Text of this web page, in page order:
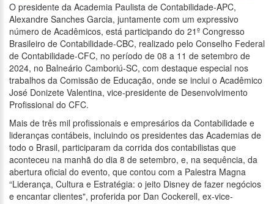
O presidente da Academia Paulista de Contabilidade-APC,
Alexandre Sanches Garcia, juntamente com um expressivo
número de Acadêmicos, está participando do 21º Congresso
Brasileiro de Contabilidade-CBC, realizado pelo Conselho Federal
de Contabilidade-CFC, no período de 08 a 11 de setembro de
2024, no Balneário Camboriú-SC, com destaque especial nos
trabalhos da Comissão de Educação, onde se inclui o Acadêmico
José Donizete Valentina, vice-presidente de Desenvolvimento
Profissional do CFC.
Mais de três mil profissionais e empresários da Contabilidade e
lideranças contábeis, incluindo os presidentes das Academias de
todo o Brasil, participaram da corrida dos contabilistas que
aconteceu na manhã do dia 8 de setembro, e, na sequência, da
abertura oficial do evento, que contou com a Palestra Magna
“Liderança, Cultura e Estratégia: o jeito Disney de fazer negócios
e encantar clientes", proferida por Dan Cockerell, ex-vice-